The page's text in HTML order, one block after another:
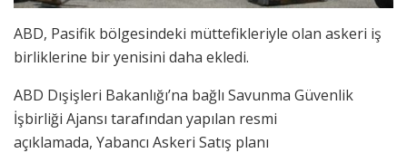
ABD, Pasifik bölgesindeki müttefikleriyle olan askeri iş
birliklerine bir yenisini daha ekledi.
ABD Dışişleri Bakanlığı’na bağlı Savunma Güvenlik
İşbirliği Ajansı tarafından yapılan resmi
açıklamada, Yabancı Askeri Satış planı